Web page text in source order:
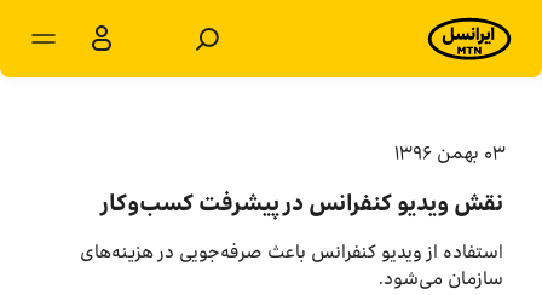
محصولات و راهکارها
فروشگاه
۰۳ بهمن ۱۳۹۶
نقش ویدیو کنفرانس در پیشرفت کسب‌و‌کار
استفاده از ویدیو کنفرانس باعث ‌صرفه‌جویی در هزینه‌های
سازمان می‌شود.